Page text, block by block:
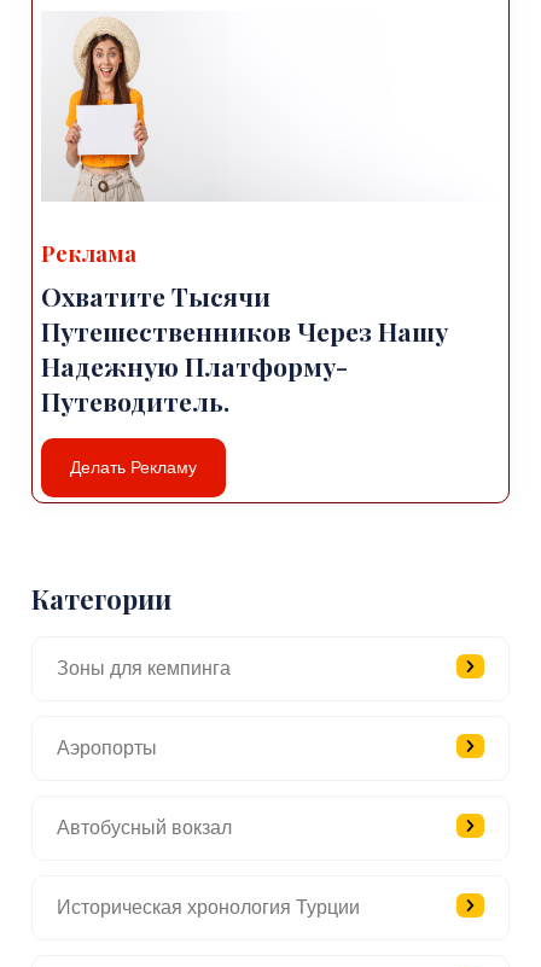
Реклама
Охватите Тысячи
Путешественников Через Нашу
Надежную Платформу-
Путеводитель.
Делать Рекламу
Категории
Зоны для кемпинга
Аэропорты
Автобусный вокзал
Историческая хронология Турции